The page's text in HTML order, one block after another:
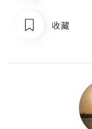
收藏